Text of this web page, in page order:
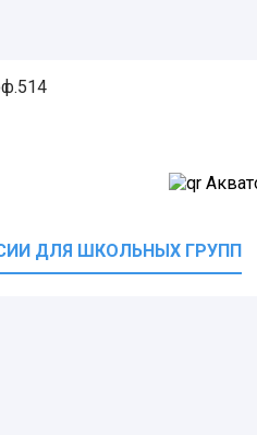
ДЛЯ ШКОЛЬНЫХ ГРУПП